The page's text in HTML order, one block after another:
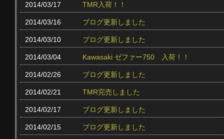
2014/03/17 TMR入荷！！
2014/03/16 ブログ更新しました
2014/03/10 ブログ更新しました
2014/03/04 Kawasaki ゼファー750 入荷！！
2014/02/26 ブログ更新しました
2014/02/21 TMR完売しました
2014/02/17 ブログ更新しました
2014/02/15 ブログ更新しました